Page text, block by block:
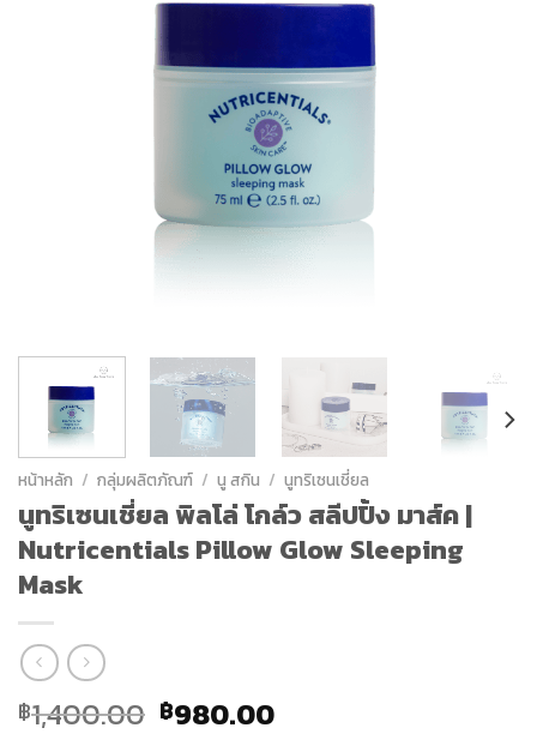
หน้าหลัก / กลุ่มผลิตภัณฑ์ / นู สกิน / นูทริเซนเชี่ยล
นูทริเซนเชี่ยล พิลโล่ โกล์ว สลีปปิ้ง มาส์ค |
Nutricentials Pillow Glow Sleeping
Mask
฿1,400.00 Original
฿980.00Current